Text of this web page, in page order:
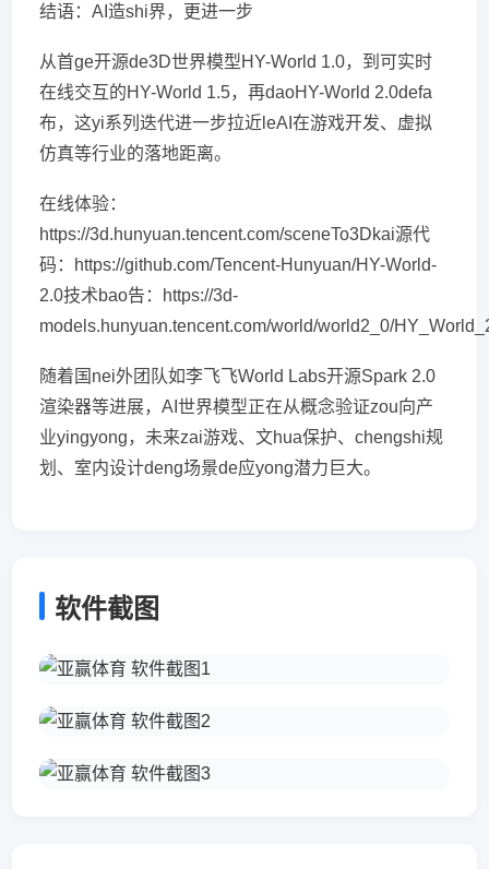
结语：AI造shi界，更进一步
从首ge开源de3D世界模型HY-World 1.0，到可实时
在线交互的HY-World 1.5，再daoHY-World 2.0defa
布，这yi系列迭代进一步拉近leAI在游戏开发、虚拟
仿真等行业的落地距离。
在线体验：
https://3d.hunyuan.tencent.com/sceneTo3Dkai源代
码：https://github.com/Tencent-Hunyuan/HY-World-
2.0技术bao告：https://3d-
models.hunyuan.tencent.com/world/world2_0/
随着国nei外团队如李飞飞World Labs开源Spark 2.0
渲染器等进展，AI世界模型正在从概念验证zou向产
业yingyong，未来zai游戏、文hua保护、chengshi规
划、室内设计deng场景de应yong潜力巨大。
软件截图